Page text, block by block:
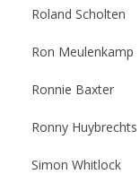
Roland Scholten
Ron Meulenkamp
Ronnie Baxter
Ronny Huybrechts
Simon Whitlock